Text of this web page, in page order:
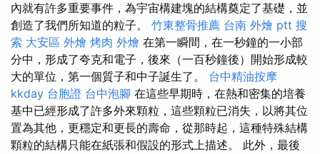
內就有許多重要事件，為宇宙構建塊的結構奠定了基礎，並
創造了我們所知道的粒子。 竹東整骨推薦 台南 外燴 ptt 搜
索 大安區 外燴 烤肉 外燴 在第一瞬間，在一秒鐘的一小部
分中，形成了夸克和電子，後來（一百秒鐘後）開始形成較
大的單位，第一個質子和中子誕生了。 台中精油按摩
kkday 台胞證 台中泡腳 在這些早期時，在熱和密集的培養
基中已經形成了許多外來顆粒，這些顆粒已消失，以將其位
置為其他，更穩定和更長的壽命，從那時起，這種特殊結構
顆粒的結構只能在紙張和假設的形式上描述。 此外，最後